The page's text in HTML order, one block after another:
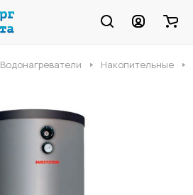
Водонагреватели Накопительные